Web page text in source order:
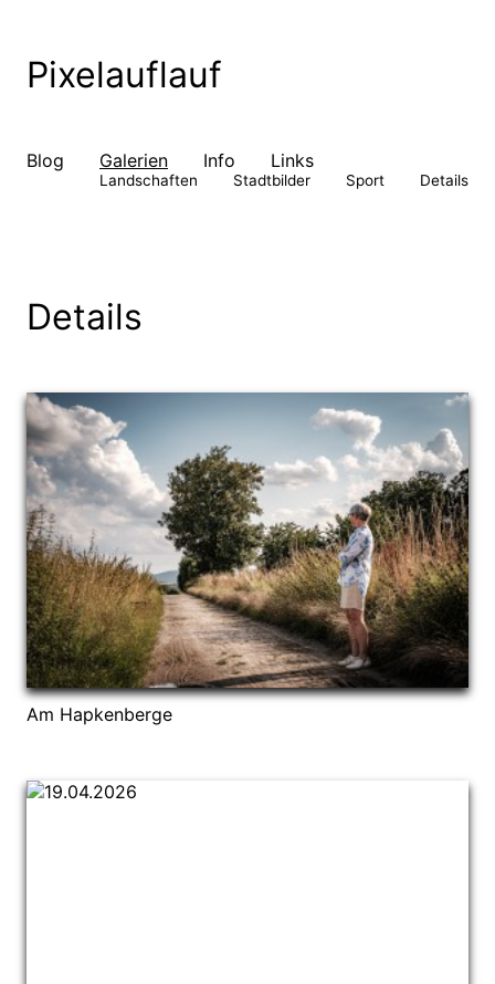
Pixelauflauf
Blog Galerien Info Links
Landschaften Stadtbilder Sport Details
Details
Am Hapkenberge